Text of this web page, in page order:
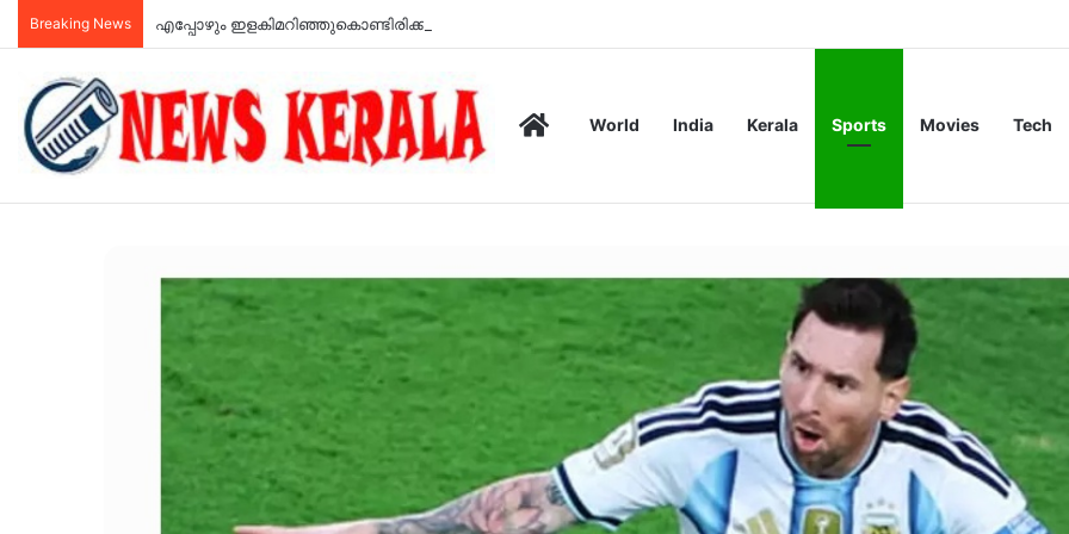
Breaking News എപ്പോഴും ഇളകിമറിഞ്ഞുകൊണ്ടിരിക്കുന്ന കിണര്‍; ഗുജറാത്തിലെ മോർബിയിൽ അത്ഭുത പ്രതിഭാസം, കാരണം തേടി
HomeWorld India Kerala Sports Movies Tech